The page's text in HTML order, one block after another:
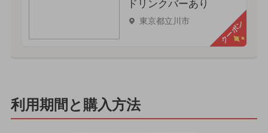
ドリンクバーあり
東京都立川市 クーポン
利用期間と購入方法